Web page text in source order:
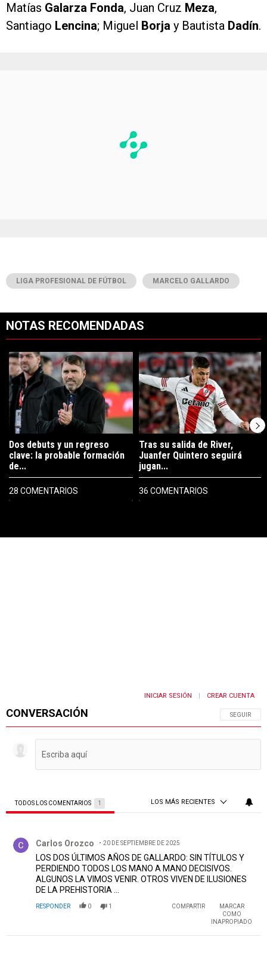
Matías Galarza Fonda, Juan Cruz Meza,
Santiago Lencina; Miguel Borja y Bautista Dadín.
LIGA PROFESIONAL DE FÚTBOL MARCELO GALLARDO
NOTAS RECOMENDADAS
Un artículo de tendencia con el título "Dos debuts y un regreso
Dos debuts y un regreso
clave: la probable formación
de...
28 COMENTARIOS
Un artículo de tendencia con el
Tras su salida de River,
Juanfer Quintero seguirá
jugan...
36 COMENTARIOS
CONVERSACIÓN SIGA ESTA
SEGUIR
INICIAR SESIÓN CREAR CUENTA
TODOS LOS COMENTARIOS 1 LOS MÁS RECIENTES
Carlos Orozco 20 DE SEPTIEMBRE DE 2025
LOS DOS ÚLTIMOS AÑOS DE GALLARDO: SIN TÍTULOS Y
PERDIENDO TODOS LOS MANO A MANO DECISIVOS.
ALGUNOS LA VIMOS VENIR. OTROS VIVEN DE ILUSIONES
DE LA PREHISTORIA ...
RESPONDER 0 1 COMPARTIR
MARCAR
COMO
INAPROPIADO